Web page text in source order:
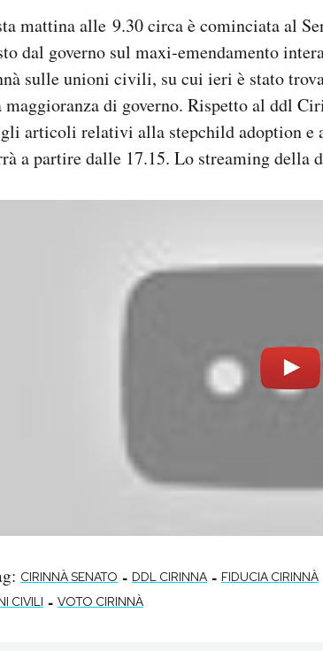
mattina alle 9.30 circa è cominciata al
dal governo sul maxi-emendamento
sulle unioni civili, su cui ieri è stato
maggioranza di governo. Rispetto al ddl
articoli relativi alla stepchild adoption e
a partire dalle 17.15. Lo streaming della
CIRINNÀ SENATO - DDL CIRINNA - FIDUCIA CIRINNÀ
CIVILI - VOTO CIRINNÀ